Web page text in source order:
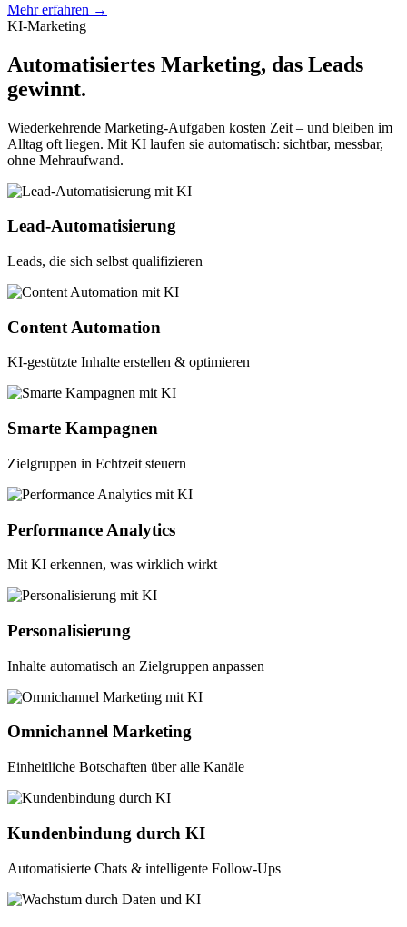
Mehr erfahren →
KI-Marketing
Automatisiertes Marketing, das Leads
gewinnt.
Wiederkehrende Marketing-Aufgaben kosten Zeit – und bleiben im
Alltag oft liegen. Mit KI laufen sie automatisch: sichtbar, messbar,
ohne Mehraufwand.
Lead-Automatisierung
Leads, die sich selbst qualifizieren
Content Automation
KI-gestützte Inhalte erstellen & optimieren
Smarte Kampagnen
Zielgruppen in Echtzeit steuern
Performance Analytics
Mit KI erkennen, was wirklich wirkt
Personalisierung
Inhalte automatisch an Zielgruppen anpassen
Omnichannel Marketing
Einheitliche Botschaften über alle Kanäle
Kundenbindung durch KI
Automatisierte Chats & intelligente Follow-Ups